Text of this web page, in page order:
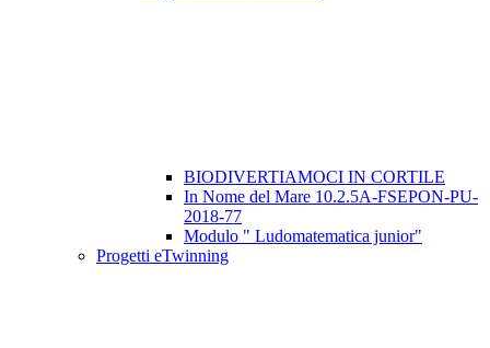
BIODIVERTIAMOCI IN CORTILE
In Nome del Mare 10.2.5A-FSEPON-PU-
2018-77
Modulo " Ludomatematica junior"
Progetti eTwinning